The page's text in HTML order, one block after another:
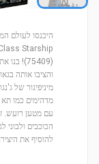
היכנסו לעולם
Starship
(75409)!
מיניפיגור של
מדהימים כמו תא
עם מטען רועש.
הכוכבים
להוסיף את